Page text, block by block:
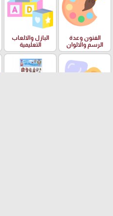
الفنون وعدة
الرسم والالوان
البازل والالعاب
التعليمية